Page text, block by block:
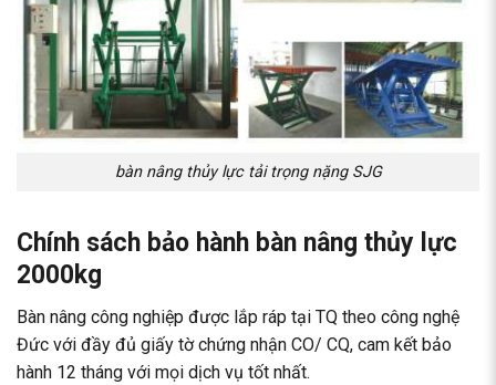
bàn nâng thủy lực tải trọng nặng SJG
Chính sách bảo hành bàn nâng thủy lực
2000kg
Bàn nâng công nghiệp được lắp ráp tại TQ theo công nghệ
Đức với đầy đủ giấy tờ chứng nhận CO/ CQ, cam kết bảo
hành 12 tháng với mọi dịch vụ tốt nhất.